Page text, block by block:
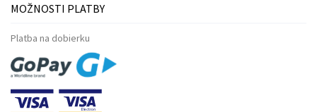
MOŽNOSTI PLATBY
Platba na dobierku